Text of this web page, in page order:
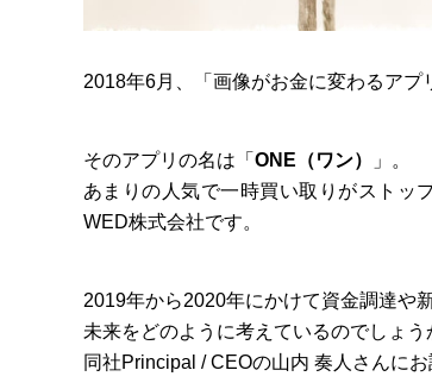
2018年6月、「画像がお金に変わるアプ
そのアプリの名は「 ONE（ワン）
」。
あまりの人気で一時買い取りがストッ
WED株式会社です。
2019年から2020年にかけて資金調達や
未来をどのように考えているのでしょう
同社Principal / CEOの山内 奏人さんにお